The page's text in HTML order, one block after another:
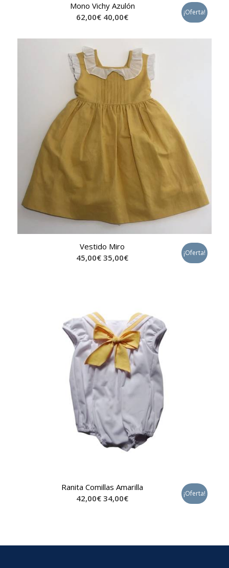
Mono Vichy Azulón
62,00€ 40,00€ ¡Oferta!
Vestido Miro
45,00€ 35,00€ ¡Oferta!
Ranita Comillas Amarilla
42,00€ 34,00€ ¡Oferta!